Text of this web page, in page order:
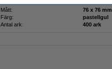
Mått:
76 x 76 mm
Färg:
pastellgul
Antal ark: 400 ark